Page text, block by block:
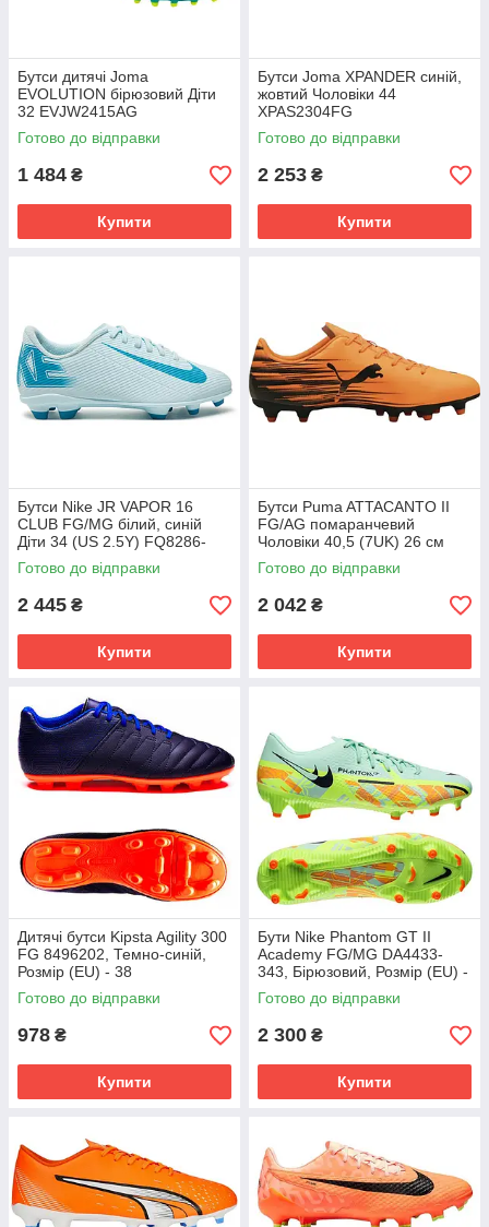
Бутси дитячі Joma
EVOLUTION бірюзовий Діти
32 EVJW2415AG
Готово до відправки
1 484 ₴
Купити
Бутси Joma XPANDER синій,
жовтий Чоловіки 44
XPAS2304FG
Готово до відправки
2 253 ₴
Купити
Бутси Nike JR VAPOR 16
CLUB FG/MG білий, синій
Діти 34 (US 2.5Y) FQ8286-
400
Готово до відправки
2 445 ₴
Купити
Бутси Puma ATTACANTO II
FG/AG помаранчевий
Чоловіки 40,5 (7UK) 26 см
108493-04
Готово до відправки
2 042 ₴
Купити
Дитячі бутси Kipsta Agility 300
FG 8496202, Темно-синій,
Розмір (EU) - 38
Готово до відправки
978 ₴
Купити
Бути Nike Phantom GT II
Academy FG/MG DA4433-
343, Бірюзовий, Розмір (EU) -
45.5
Готово до відправки
2 300 ₴
Купити